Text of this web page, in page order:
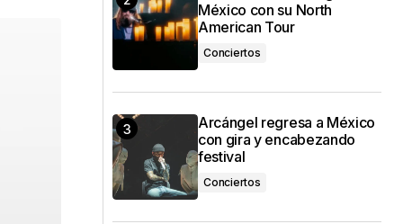
México con su North
American Tour
Conciertos
Arcángel regresa a México
con gira y encabezando
festival
Conciertos